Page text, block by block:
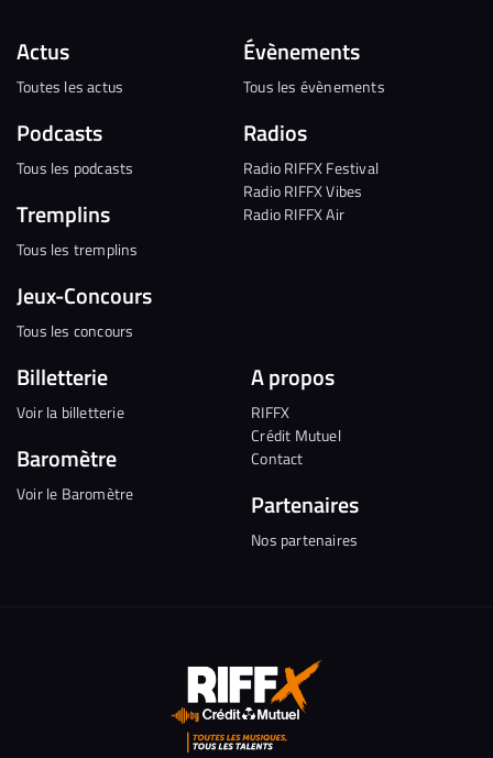
Actus
Toutes les actus
Podcasts
Tous les podcasts
Tremplins
Tous les tremplins
Jeux-Concours
Tous les concours
Évènements
Tous les évènements
Radios
Radio RIFFX Festival
Radio RIFFX Vibes
Radio RIFFX Air
Billetterie
Voir la billetterie
Baromètre
Voir le Baromètre
A propos
RIFFX
Crédit Mutuel
Contact
Partenaires
Nos partenaires